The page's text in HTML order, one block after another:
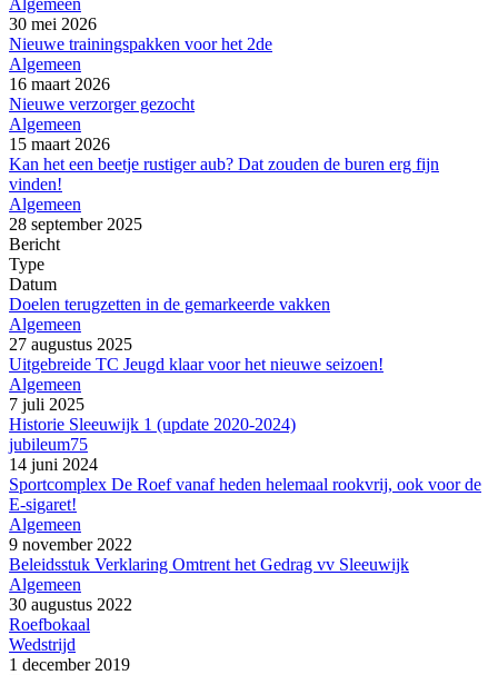
30 mei 2026
Nieuwe trainingspakken voor het 2de
Algemeen
16 maart 2026
Nieuwe verzorger gezocht
Algemeen
15 maart 2026
Kan het een beetje rustiger aub? Dat zouden de buren erg fijn
vinden!
Algemeen
28 september 2025
Bericht
Type
Datum
Doelen terugzetten in de gemarkeerde vakken
Algemeen
27 augustus 2025
Uitgebreide TC Jeugd klaar voor het nieuwe seizoen!
Algemeen
7 juli 2025
Historie Sleeuwijk 1 (update 2020-2024)
jubileum75
14 juni 2024
Sportcomplex De Roef vanaf heden helemaal rookvrij, ook voor de
E-sigaret!
Algemeen
9 november 2022
Beleidsstuk Verklaring Omtrent het Gedrag vv Sleeuwijk
Algemeen
30 augustus 2022
Roefbokaal
Wedstrijd
1 december 2019